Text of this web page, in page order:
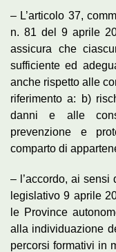
– L’articolo 37,
n. 81 del 9 aprile
assicura che
sufficiente ed
anche rispetto alle
riferimento a: b)
danni e alle
prevenzione e
comparto di
– l’accordo, ai sensi
legislativo 9 aprile
le Province
alla individuazione
percorsi formativi in